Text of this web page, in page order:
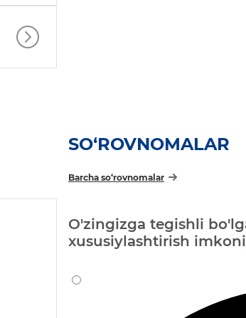
SO‘ROVNOMALAR
Barcha so‘rovnomalar
O'zingizga tegishli
xususiylashtirish